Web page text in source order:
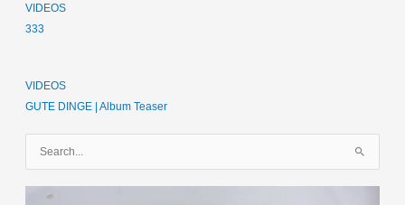
VIDEOS
333
VIDEOS
GUTE DINGE | Album Teaser
c